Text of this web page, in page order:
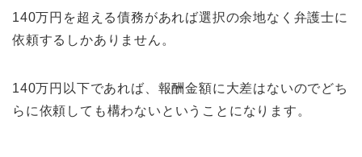
140万円を超える債務があれば選択の余地なく弁護士に
依頼するしかありません。
140万円以下であれば、報酬金額に大差はないのでどち
らに依頼しても構わないということになります。